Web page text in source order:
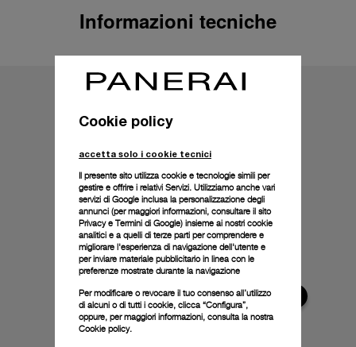
Informazioni tecniche
Cookie policy
accetta solo i cookie tecnici
Il presente sito utilizza cookie e tecnologie simili per
gestire e offrire i relativi Servizi. Utilizziamo anche vari
servizi di Google inclusa la personalizzazione degli
annunci (per maggiori informazioni, consultare il sito
Privacy e Termini di Google) insieme ai nostri cookie
analitici e a quelli di terze parti per comprendere e
migliorare l'esperienza di navigazione dell'utente e
per inviare materiale pubblicitario in linea con le
preferenze mostrate durante la navigazione
Per modificare o revocare il tuo consenso all’utilizzo
di alcuni o di tutti i cookie, clicca “Configura”,
oppure, per maggiori informazioni, consulta la nostra
Cookie policy.